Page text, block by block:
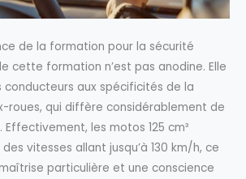
de la formation pour la sécurité
cette formation n’est pas anodine. Elle
conducteurs aux spécificités de la
roues, qui diffère considérablement de
Effectivement, les motos 125 cm³
vitesses allant jusqu’à 130 km/h, ce
particulière et une conscience